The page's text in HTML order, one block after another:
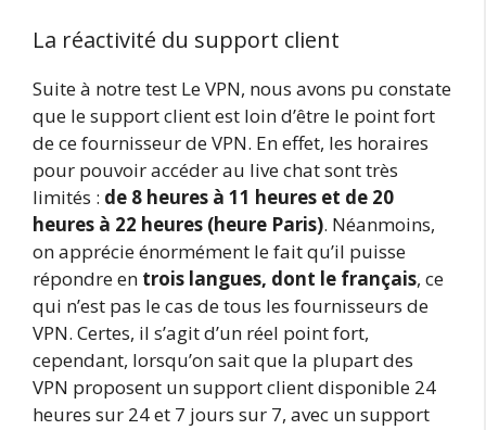
La réactivité du support client
Suite à notre test Le VPN, nous avons pu constate
que le support client est loin d’être le point fort
de ce fournisseur de VPN. En effet, les horaires
pour pouvoir accéder au live chat sont très
limités : de 8 heures à 11 heures et de 20
heures à 22 heures (heure Paris). Néanmoins,
on apprécie énormément le fait qu’il puisse
répondre en trois langues, dont le français, ce
qui n’est pas le cas de tous les fournisseurs de
VPN. Certes, il s’agit d’un réel point fort,
cependant, lorsqu’on sait que la plupart des
VPN proposent un support client disponible 24
heures sur 24 et 7 jours sur 7, avec un support